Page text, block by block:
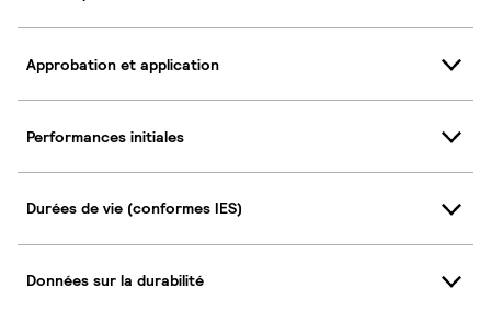
Approbation et application
Performances initiales
Durées de vie (conformes IES)
Données sur la durabilité